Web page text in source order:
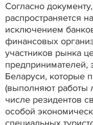
Согласно
распространяется
исключением
финансовых
участников рынка
предпринимателей,
Беларуси, которые
(выполняют работы
числе резидентов
особой